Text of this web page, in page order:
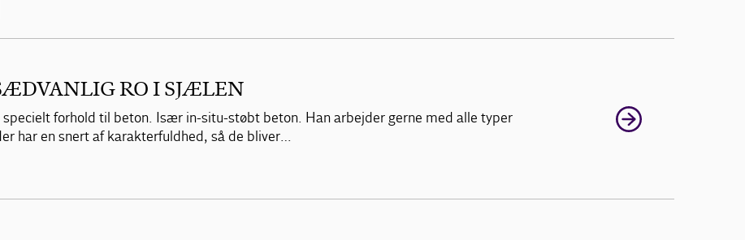
RO I SJÆLEN
specielt forhold til beton. Især in-situ-støbt beton. Han arbejder gerne med alle typer
har en snert af karakterfuldhed, så de bliver…